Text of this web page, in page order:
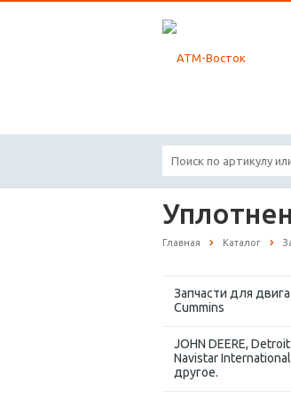
Главная Каталог
Запчасти для
Cummins
JOHN DEERE,
Navistar
другое.